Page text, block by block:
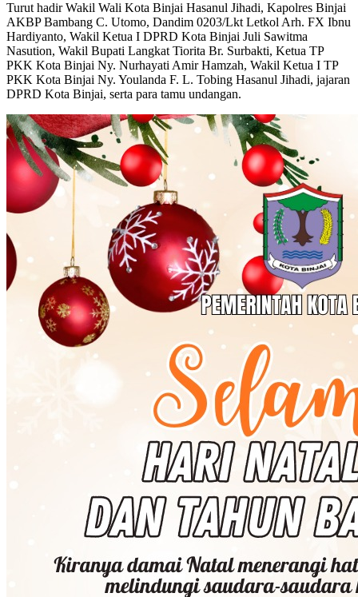
Turut hadir Wakil Wali Kota Binjai Hasanul Jihadi, Kapolres Binjai
AKBP Bambang C. Utomo, Dandim 0203/Lkt Letkol Arh. FX Ibnu
Hardiyanto, Wakil Ketua I DPRD Kota Binjai Juli Sawitma
Nasution, Wakil Bupati Langkat Tiorita Br. Surbakti, Ketua TP
PKK Kota Binjai Ny. Nurhayati Amir Hamzah, Wakil Ketua I TP
PKK Kota Binjai Ny. Youlanda F. L. Tobing Hasanul Jihadi, jajaran
DPRD Kota Binjai, serta para tamu undangan.